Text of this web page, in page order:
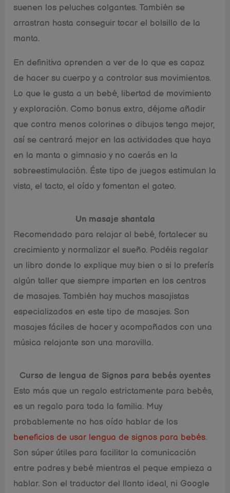
suenen los peluches colgantes. También se
arrastran hasta conseguir tocar el bolsillo de la
manta.
En definitiva aprenden a ver de lo que es capaz
de hacer su cuerpo y a controlar sus movimientos.
Lo que le gusta a un bebé, libertad de movimiento
y exploración. Como bonus extra, déjame añadir
que contra menos colorines o dibujos tenga mejor,
así se centrará mejor en las actividades que haya
en la manta o gimnasio y no caerás en la
sobreestimulación. Éste tipo de juegos estimulan la
vista, el tacto, el oído y fomentan el gateo.
Un masaje shantala
Recomendado para relajar al bebé, fortalecer su
crecimiento y normalizar el sueño. Podéis regalar
un libro donde lo explique muy bien o si lo preferís
algún taller que siempre imparten en los centros
de masajes. También hay muchos masajistas
especializados en este tipo de masajes. Son
masajes fáciles de hacer y acompañados con una
música relajante son una maravilla.
Curso de lengua de Signos para bebés oyentes
Esto más que un regalo estrictamente para bebés,
es un regalo para toda la familia. Muy
probablemente no has oído hablar de los
beneficios de usar lengua de signos para bebés.
Son súper útiles para facilitar la comunicación
entre padres y bebé mientras el peque empieza a
hablar. Son el traductor del llanto ideal, ni Google